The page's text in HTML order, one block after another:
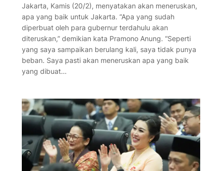
Jakarta, Kamis (20/2), menyatakan akan meneruskan,
apa yang baik untuk Jakarta. “Apa yang sudah
diperbuat oleh para gubernur terdahulu akan
diteruskan,” demikian kata Pramono Anung. “Seperti
yang saya sampaikan berulang kali, saya tidak punya
beban. Saya pasti akan meneruskan apa yang baik
yang dibuat…